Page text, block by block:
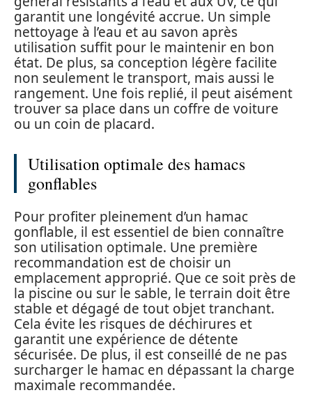
garantit une longévité accrue. Un simple
nettoyage à l’eau et au savon après
utilisation suffit pour le maintenir en bon
état. De plus, sa conception légère facilite
non seulement le transport, mais aussi le
rangement. Une fois replié, il peut aisément
trouver sa place dans un coffre de voiture
ou un coin de placard.
Utilisation optimale des hamacs
gonflables
Pour profiter pleinement d’un hamac
gonflable, il est essentiel de bien connaître
son utilisation optimale. Une première
recommandation est de choisir un
emplacement approprié. Que ce soit près de
la piscine ou sur le sable, le terrain doit être
stable et dégagé de tout objet tranchant.
Cela évite les risques de déchirures et
garantit une expérience de détente
sécurisée. De plus, il est conseillé de ne pas
surcharger le hamac en dépassant la charge
maximale recommandée.